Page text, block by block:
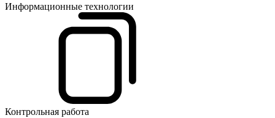
Информационные технологии
Контрольная работа